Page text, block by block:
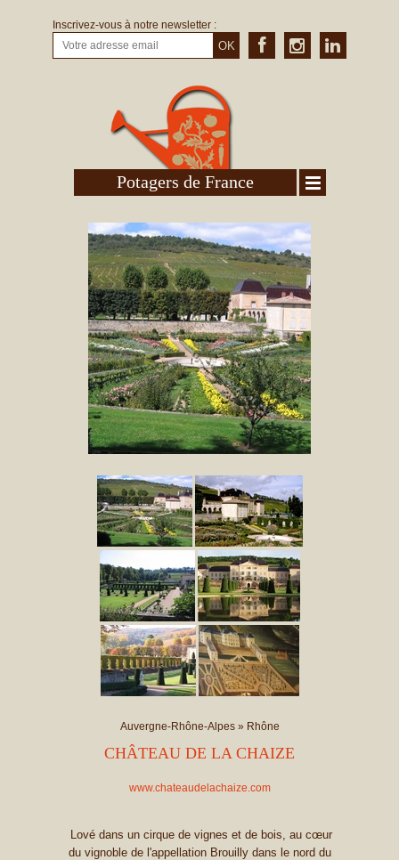
Inscrivez-vous à notre newsletter :
OK
Potagers de France
Auvergne-Rhône-Alpes» Rhône
CHÂTEAU DE LA CHAIZE
www.chateaudelachaize.com
Lové dans un cirque de vignes et de bois, au cœur
du vignoble de l'appellation Brouilly dans le nord du